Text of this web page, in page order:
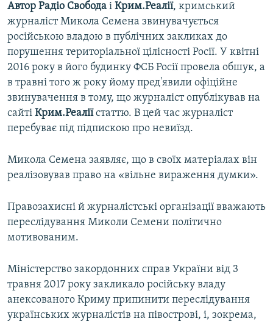
Автор Радіо Свобода і Крим.Реалії, кримський
журналіст Микола Семена звинувачується
російською владою в публічних закликах до
порушення територіальної цілісності Росії. У квітні
2016 року в його будинку ФСБ Росії провела обшук, а
в травні того ж року йому пред'явили офіційне
звинувачення в тому, що журналіст опублікував на
сайті Крим.Реаліїстаттю. В цей час журналіст
перебуває під підпискою про невиїзд.
Микола Семена заявляє, що в своїх матеріалах він
реалізовував право на «вільне вираження думки».
Правозахисні й журналістські організації вважають
переслідування Миколи Семени політично
мотивованим.
Міністерство закордонних справ України від 3
травня 2017 року закликало російську владу
анексованого Криму припинити переслідування
українських журналістів на півострові, і, зокрема,